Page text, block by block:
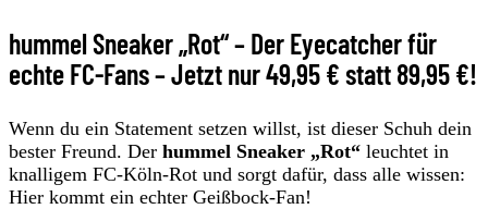
hummel Sneaker „Rot“ – Der Eyecatcher für
echte FC-Fans – Jetzt nur 49,95 € statt 89,95 €!
Wenn du ein Statement setzen willst, ist dieser Schuh dein
bester Freund. Der hummel Sneaker „Rot“ leuchtet in
knalligem FC-Köln-Rot und sorgt dafür, dass alle wissen:
Hier kommt ein echter Geißbock-Fan!